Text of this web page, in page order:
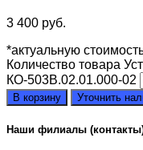
3 400 руб.
*актуальную
Количество товара
КО-503В.02.01.000-02
В корзину Уточнить
Наши филиалы